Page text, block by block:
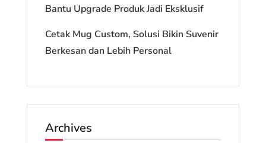
Bantu Upgrade Produk Jadi Eksklusif
Cetak Mug Custom, Solusi Bikin Suvenir
Berkesan dan Lebih Personal
Archives